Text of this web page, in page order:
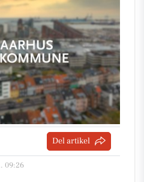
Del artikel
09:26